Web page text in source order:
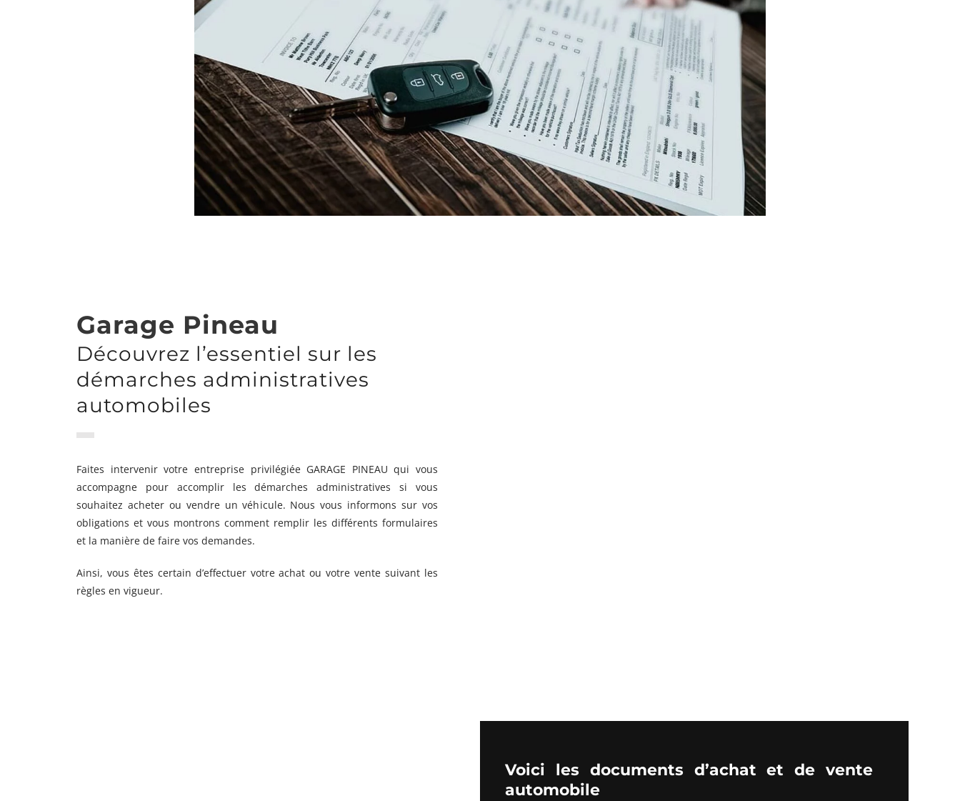
Garage Pineau
Découvrez l’essentiel sur les
démarches administratives
automobiles
Faites intervenir votre entreprise privilégiée GARAGE PINEAU qui vous
accompagne pour accomplir les démarches administratives si vous
souhaitez acheter ou vendre un véhicule. Nous vous informons sur vos
obligations et vous montrons comment remplir les différents formulaires
et la manière de faire vos demandes.
Ainsi, vous êtes certain d’effectuer votre achat ou votre vente suivant les
règles en vigueur.
Voici les documents d’achat et de vente
automobile